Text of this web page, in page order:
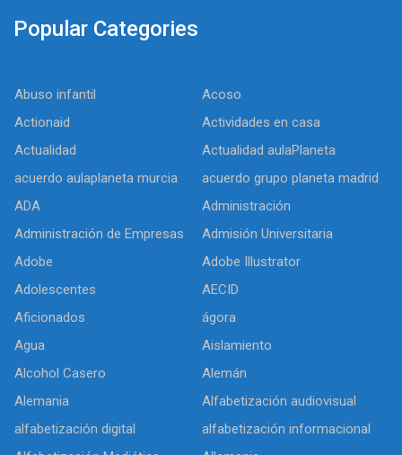
Popular Categories
Abuso infantil
Acoso
Actionaid
Actividades en casa
Actualidad
Actualidad aulaPlaneta
acuerdo aulaplaneta murcia
acuerdo grupo planeta madrid
ADA
Administración
Administración de Empresas
Admisión Universitaria
Adobe
Adobe Illustrator
Adolescentes
AECID
Aficionados
ágora
Agua
Aislamiento
Alcohol Casero
Alemán
Alemania
Alfabetización audiovisual
alfabetización digital
alfabetización informacional